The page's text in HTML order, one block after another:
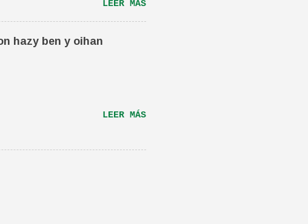
película llamada "Dan in
también os la recomiendo.
esta canción.De hecho
una magnifica Per-
LEER MÁS
hazy ben y oihan
LEER MÁS